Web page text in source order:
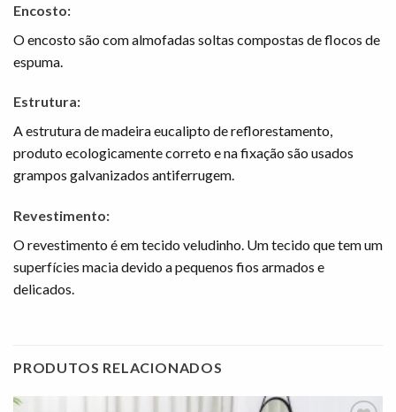
Encosto:
O encosto são com almofadas soltas compostas de flocos de
espuma.
Estrutura:
A estrutura de madeira eucalipto de reflorestamento,
produto ecologicamente correto e na fixação são usados
grampos galvanizados antiferrugem.
Revestimento:
O revestimento é em tecido veludinho. Um tecido que tem um
superfícies macia devido a pequenos fios armados e
delicados.
PRODUTOS RELACIONADOS